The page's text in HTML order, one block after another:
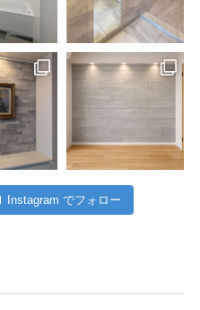
Instagram でフォロー